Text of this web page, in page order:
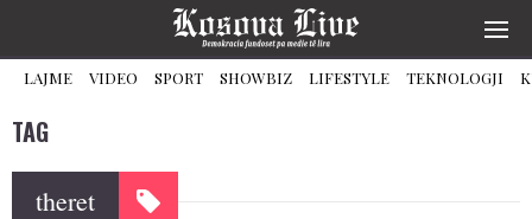
LAJME VIDEO SPORT SHOWBIZ LIFESTYLE TEKNOLOGJI
TAG
theret